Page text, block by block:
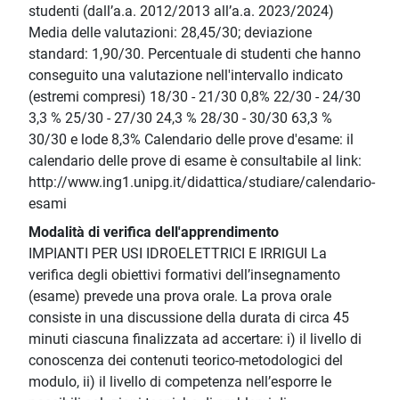
studenti (dall’a.a. 2012/2013 all’a.a. 2023/2024)
Media delle valutazioni: 28,45/30; deviazione
standard: 1,90/30. Percentuale di studenti che hanno
conseguito una valutazione nell'intervallo indicato
(estremi compresi) 18/30 - 21/30 0,8% 22/30 - 24/30
3,3 % 25/30 - 27/30 24,3 % 28/30 - 30/30 63,3 %
30/30 e lode 8,3% Calendario delle prove d'esame: il
calendario delle prove di esame è consultabile al link:
http://www.ing1.unipg.it/didattica/studiare/calendario-
esami
Modalità di verifica dell'apprendimento
IMPIANTI PER USI IDROELETTRICI E IRRIGUI La
verifica degli obiettivi formativi dell’insegnamento
(esame) prevede una prova orale. La prova orale
consiste in una discussione della durata di circa 45
minuti ciascuna finalizzata ad accertare: i) il livello di
conoscenza dei contenuti teorico-metodologici del
modulo, ii) il livello di competenza nell’esporre le